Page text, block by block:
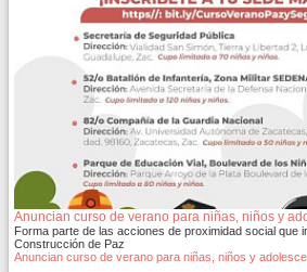
Anuncian curso de verano para niñas, niños y
Forma parte de las acciones de proximidad social que
Construcción de Paz
Anuncian curso de verano para niñas, niños y